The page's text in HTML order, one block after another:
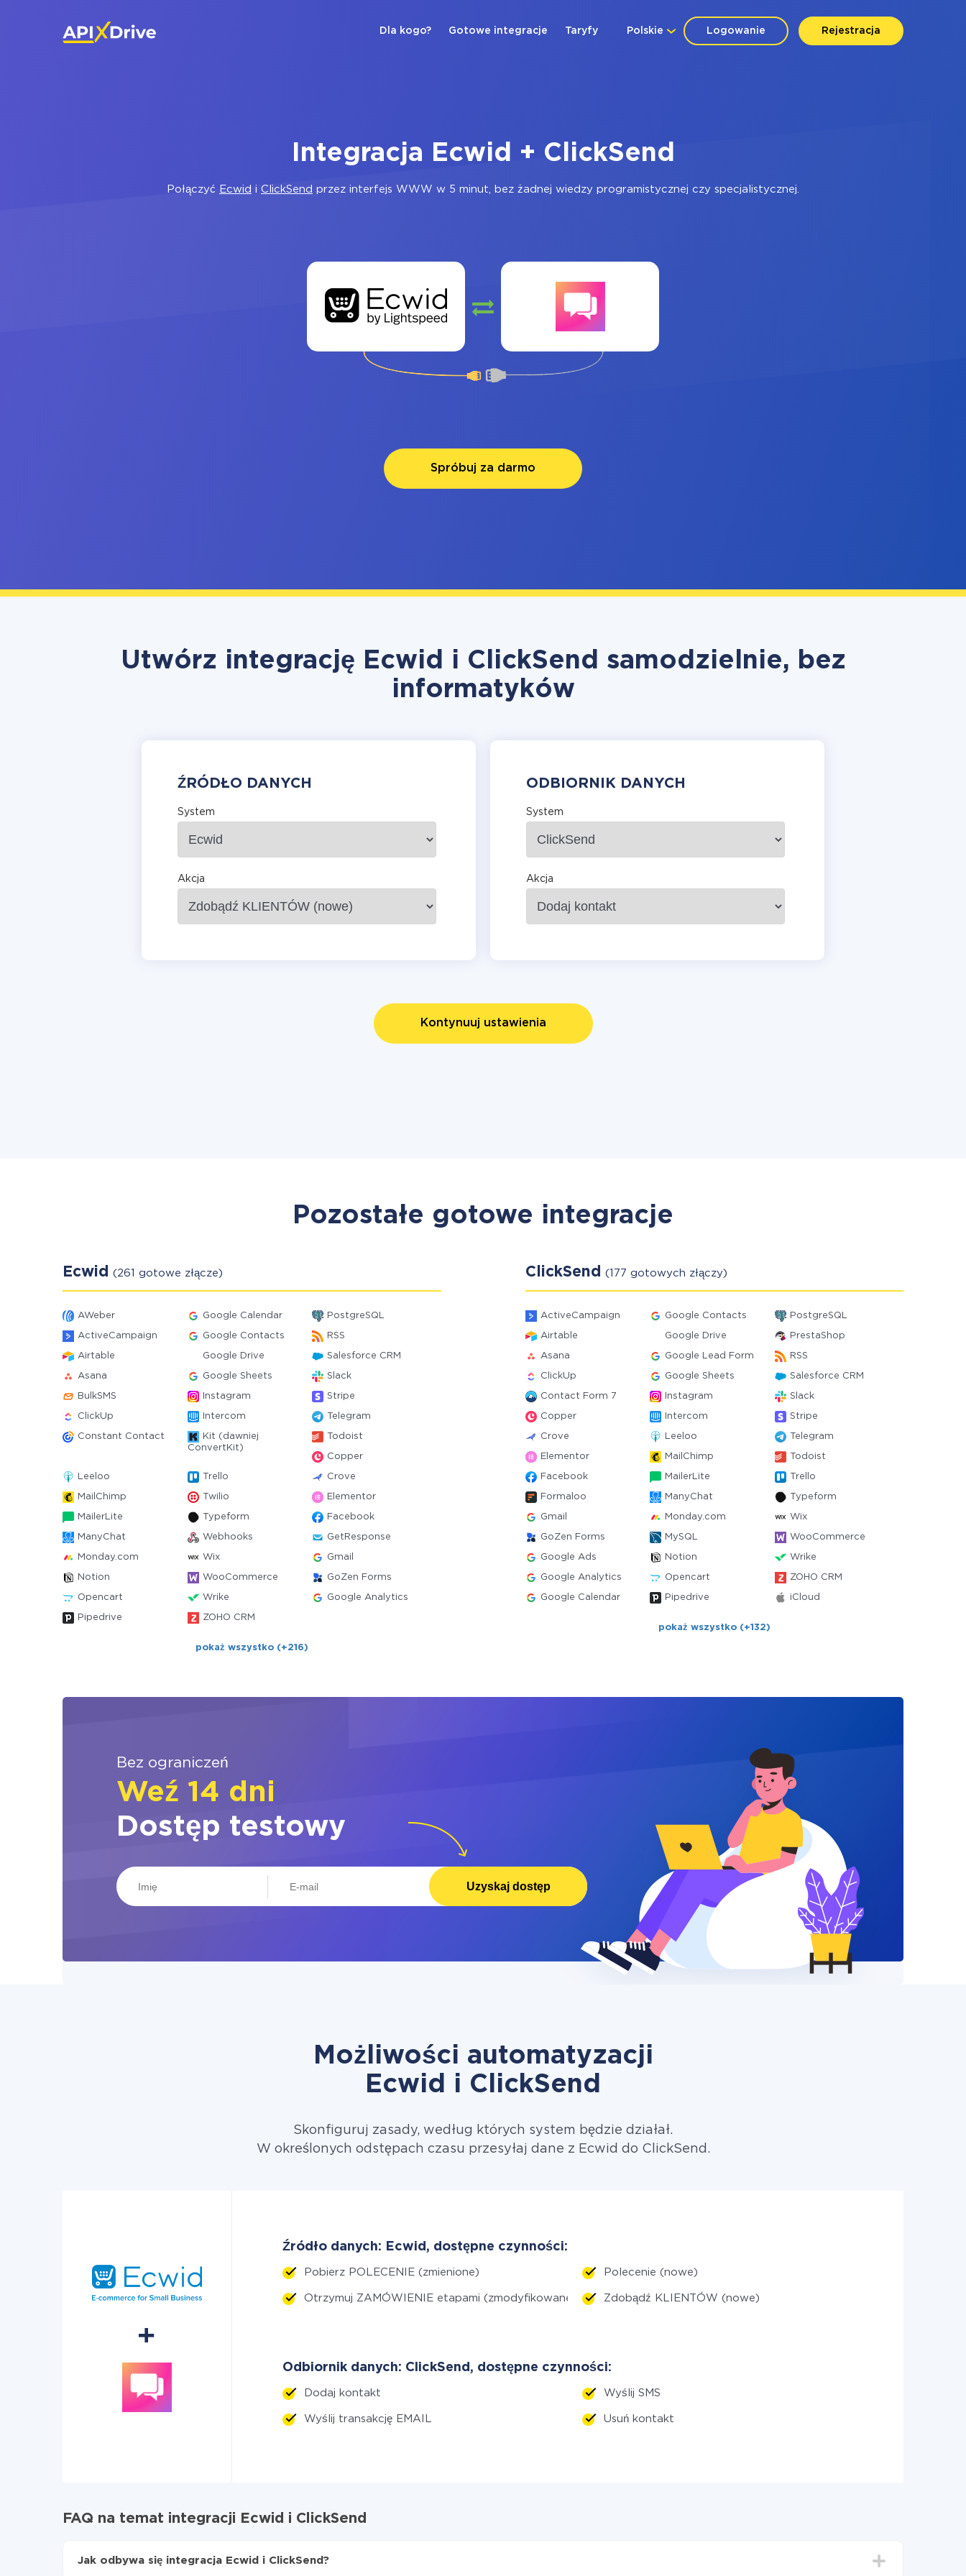
Logowanie Rejestracja
Polskie
Dla kogo? Gotowe integracje Taryfy
Integracja Ecwid + ClickSend
Połączyć Ecwid i ClickSend przez interfejs WWW w 5 minut, bez żadnej wiedzy programistycznej czy specjalistycznej.
Spróbuj za darmo
Utwórz integrację Ecwid i ClickSend samodzielnie, bez
informatyków
ŹRÓDŁO DANYCH
System
Akcja
ODBIORNIK DANYCH
System
Akcja
Kontynuuj ustawienia
Pozostałe gotowe integracje
Ecwid (261 gotowe złącze)
AWeber Google Calendar PostgreSQL
ActiveCampaign Google Contacts RSS
Airtable Google Drive Salesforce CRM
Asana Google Sheets Slack
BulkSMS Instagram Stripe
ClickUp Intercom Telegram
Constant Contact
Kit (dawniej
ConvertKit)
Todoist
Copper
Leeloo Trello Crove
MailChimp Twilio Elementor
MailerLite Typeform Facebook
ManyChat Webhooks GetResponse
Monday.com Wix Gmail
Notion WooCommerce GoZen Forms
Opencart Wrike Google Analytics
Pipedrive ZOHO CRM
pokaż wszystko (+216)
ClickSend (177 gotowych złączy)
ActiveCampaign Google Contacts PostgreSQL
Airtable Google Drive PrestaShop
Asana Google Lead Form RSS
ClickUp Google Sheets Salesforce CRM
Contact Form 7 Instagram Slack
Copper Intercom Stripe
Crove Leeloo Telegram
Elementor MailChimp Todoist
Facebook MailerLite Trello
Formaloo ManyChat Typeform
Gmail Monday.com Wix
GoZen Forms MySQL WooCommerce
Google Ads Notion Wrike
Google Analytics Opencart ZOHO CRM
Google Calendar Pipedrive iCloud
pokaż wszystko (+132)
Bez ograniczeń
Weź 14 dni
Dostęp testowy
Uzyskaj dostęp
Możliwości automatyzacji
Ecwid i ClickSend
Skonfiguruj zasady, według których system będzie działał.
W określonych odstępach czasu przesyłaj dane z Ecwid do ClickSend.
Źródło danych: Ecwid, dostępne czynności:
Pobierz POLECENIE (zmienione) Polecenie (nowe)
Otrzymuj ZAMÓWIENIE etapami (zmodyfikowane) Zdobądź KLIENTÓW (nowe)
Odbiornik danych: ClickSend, dostępne czynności:
Dodaj kontakt Wyślij SMS
Wyślij transakcję EMAIL Usuń kontakt
FAQ na temat integracji Ecwid i ClickSend
Jak odbywa się integracja Ecwid i ClickSend?